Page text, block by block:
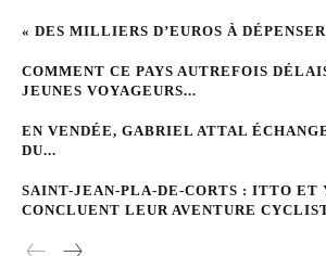
« DES MILLIERS D’EUROS À
COMMENT CE PAYS AUTREFOIS
JEUNES VOYAGEURS...
EN VENDÉE, GABRIEL ATTAL
DU...
SAINT-JEAN-PLA-DE-CORTS : ITTO ET
CONCLUENT LEUR AVENTURE